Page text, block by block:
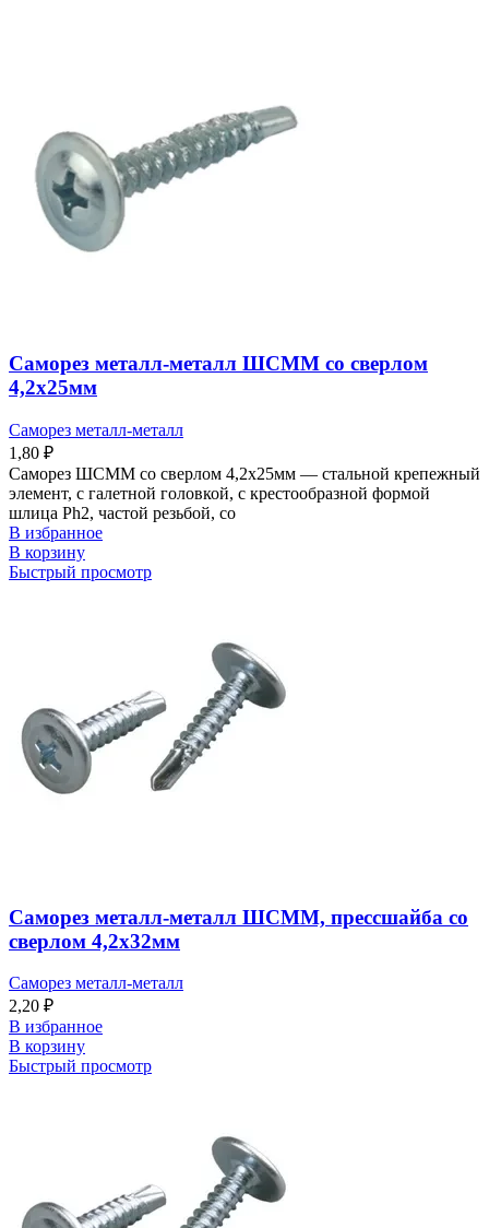
Саморез металл-металл ШСММ со сверлом
4,2х25мм
Саморез металл-металл
1,80 ₽
Саморез ШСММ со сверлом 4,2х25мм — стальной крепежный
элемент, с галетной головкой, с крестообразной формой
шлица Ph2, частой резьбой, со
В избранное
В корзину
Быстрый просмотр
Саморез металл-металл ШСММ, прессшайба со
сверлом 4,2х32мм
Саморез металл-металл
2,20 ₽
В избранное
В корзину
Быстрый просмотр